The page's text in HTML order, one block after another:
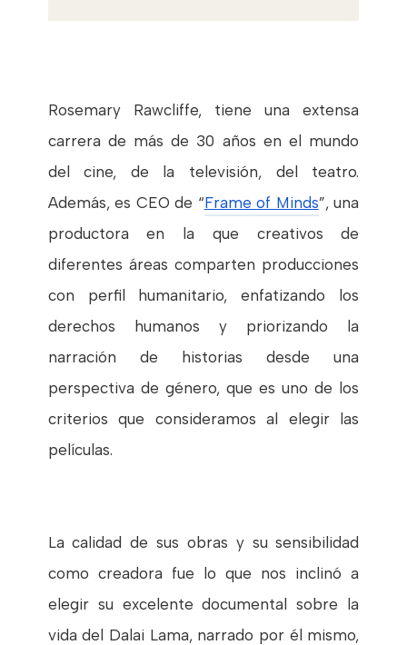
Rosemary Rawcliffe, tiene una extensa
carrera de más de 30 años en el mundo
del cine, de la televisión, del teatro.
Además, es CEO de “Frame of Minds”, una
productora en la que creativos de
diferentes áreas comparten producciones
con perfil humanitario, enfatizando los
derechos humanos y priorizando la
narración de historias desde una
perspectiva de género, que es uno de los
criterios que consideramos al elegir las
películas.
La calidad de sus obras y su sensibilidad
como creadora fue lo que nos inclinó a
elegir su excelente documental sobre la
vida del Dalai Lama, narrado por él mismo,